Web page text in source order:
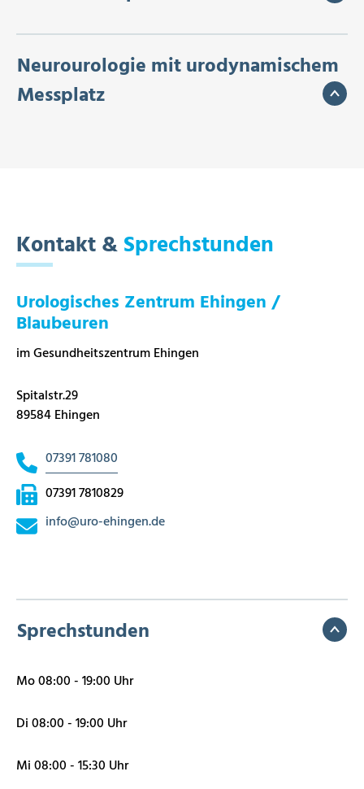
Neurourologie mit urodynamischem
Messplatz
Kontakt &Sprechstunden
Urologisches Zentrum Ehingen /
Blaubeuren
im Gesundheitszentrum Ehingen
Spitalstr.29
89584 Ehingen
07391 781080
07391 7810829
info@uro-ehingen.de
Sprechstunden
Mo 08:00 - 19:00 Uhr
Di 08:00 - 19:00 Uhr
Mi 08:00 - 15:30 Uhr